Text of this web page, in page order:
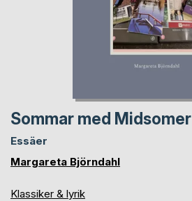
Sommar med Midsomer
Essäer
Margareta Björndahl
Klassiker & lyrik